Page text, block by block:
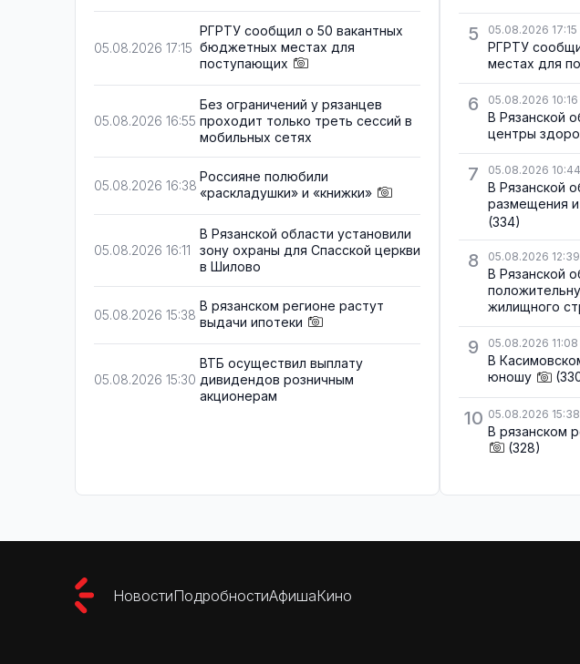
05.08.2026 17:15
РГРТУ сообщил о 50 вакантных
бюджетных местах для
поступающих
05.08.2026 16:55
Без ограничений у рязанцев
проходит только треть сессий в
мобильных сетях
05.08.2026 16:38
Россияне полюбили
«раскладушки» и «книжки»
05.08.2026 16:11
В Рязанской области установили
зону охраны для Спасской церкви
в Шилово
05.08.2026 15:38
В рязанском регионе растут
выдачи ипотеки
05.08.2026 15:30
ВТБ осуществил выплату
дивидендов розничным
акционерам
5 05.08.2026 17:15
РГРТУ
местах для
6 05.08.2026 10:16
В Рязанской
центры
7 05.08.2026 10:44
В Рязанской
размещения
(334)
8 05.08.2026 12:39
В Рязанской
жилищного
9 05.08.2026 11:08
В
юношу
10 05.08.2026 15:38
В рязанском
(328)
НовостиПодробностиАфишаКино